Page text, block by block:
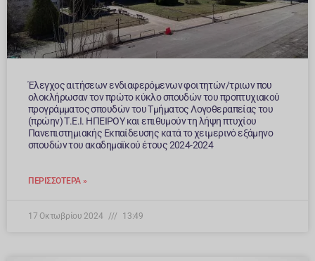
Έλεγχος αιτήσεων ενδιαφερόμενων φοιτητών/τριων που
ολοκλήρωσαν τον πρώτο κύκλο σπουδών του προπτυχιακού
προγράμματος σπουδών του Τμήματος Λογοθεραπείας του
(πρώην) Τ.Ε.Ι. ΗΠΕΙΡΟΥ και επιθυμούν τη λήψη πτυχίου
Πανεπιστημιακής Εκπαίδευσης κατά το χειμερινό εξάμηνο
σπουδών του ακαδημαϊκού έτους 2024-2024
ΠΕΡΙΣΣΌΤΕΡΑ »
17 Οκτωβρίου 2024 13:49